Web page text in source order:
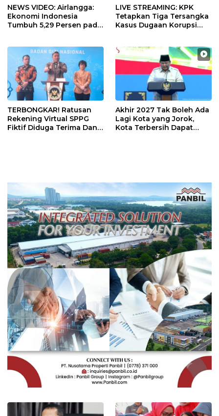
NEWS VIDEO: Airlangga:
Ekonomi Indonesia
Tumbuh 5,29 Persen pada
LIVE STREAMING: KPK
Tetapkan Tiga Tersangka
Kasus Dugaan Korupsi
TERBONGKAR! Ratusan
Rekening Virtual SPPG
Fiktif Diduga Terima Dana
Akhir 2027 Tak Boleh Ada
Lagi Kota yang Jorok,
Kota Terbersih Dapat